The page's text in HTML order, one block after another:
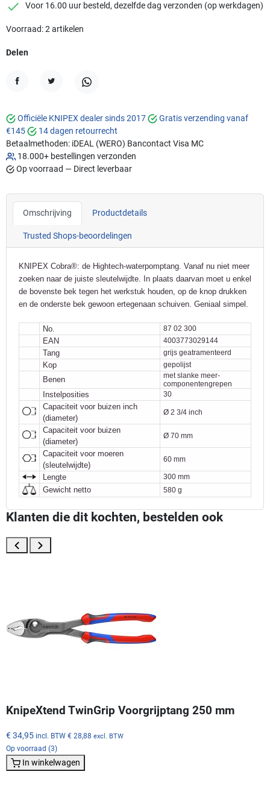
checkmark
Voor 16.00 uur besteld, dezelfde dag verzonden (op werkdagen)
Voorraad: 2 artikelen
Delen
Officiële KNIPEX dealer sinds 2017
Gratis verzending vanaf
€145
14 dagen retourrecht
Betaalmethoden: iDEAL (WERO) Bancontact Visa MC
18.000+ bestellingen verzonden
Op voorraad — Direct leverbaar
Omschrijving Productdetails
Trusted Shops-beoordelingen
KNIPEX Cobra®: de Hightech-waterpomptang. Vanaf nu niet meer
zoeken naar de juiste sleutelwijdte. In plaats daarvan moet u enkel
de bovenste bek tegen het werkstuk houden, op de knop drukken
en de onderste bek gewoon ertegenaan schuiven. Geniaal simpel.
No. 87 02 300
EAN 4003773029144
Tang grijs geatramenteerd
Kop gepolijst
Benen
met slanke meer-
componentengrepen
Instelposities 30
Capaciteit voor buizen inch
(diameter)
Ø 2 3/4 inch
Capaciteit voor buizen
(diameter)
Ø 70 mm
Capaciteit voor moeren
(sleutelwijdte)
60 mm
Lengte 300 mm
Gewicht netto 580 g
Klanten die dit kochten, bestelden ook
KnipeXtend TwinGrip Voorgrijptang 250 mm
€ 34,95 incl. BTW € 28,88 excl. BTW
Op voorraad (3)
In winkelwagen